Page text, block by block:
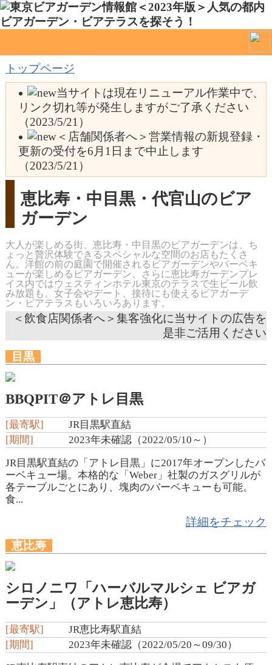
トップページ
当サイトは現在リニューアル作業中で、
リンク切れ等が発生しますがご了承ください
（2023/5/21）
＜店舗関係者へ＞営業情報の新規登録・
更新の受付を6月1日まで中止します
（2023/5/21）
恵比寿・中目黒・代官山のビア
ガーデン
大人が楽しめる街、恵比寿・中目黒のビアガーデンは、ち
ょっと贅沢体験できるスペシャルな空間のお店もたくさ
ん。洋館の前の庭園で開催されるビアガーデンやバーベキ
ューが楽しめるビアガーデン、さらに恵比寿ガーデンプレ
イス内ではウェスティンホテル東京のテラスで生ビール飲
み放題も。女子会やデート、接待にも使えるビアガーデ
ン・ビアテラスもいろいろあります。
＜飲食店関係者へ＞集客強化に当サイトの広告を
是非ご活用ください
目黒
BBQPIT＠アトレ目黒
[最寄駅]
JR目黒駅直結
[期間]
2023年未確認（2022/05/10～）
JR目黒駅直結の「アトレ目黒」に2017年オープンしたバ
ーベキュー場。本格的な「Weber」社製のガスグリルが
各テーブルごとにあり、塊肉のバーベキューも可能。
食...
詳細をチェック
恵比寿
シロノニワ「ハーバルマルシェ ビアガ
ーデン」（アトレ恵比寿）
[最寄駅]
JR恵比寿駅直結
[期間]
2023年未確認（2022/05/20～09/30）